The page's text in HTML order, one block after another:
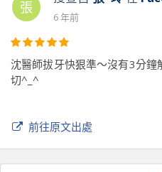
張
6 年前
沈醫師拔牙快狠準～沒有3分
切^_^
前往原文出處